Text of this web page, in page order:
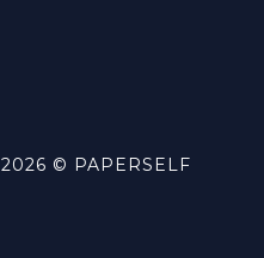
2026 © PAPERSELF